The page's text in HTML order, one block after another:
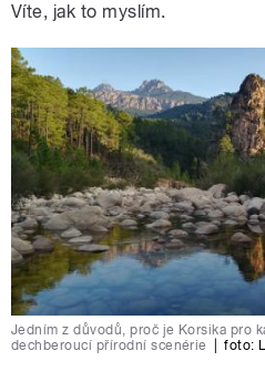
Víte, jak to myslím.
Jedním z důvodů, proč je Korsika pro
dechberoucí přírodní scenérie
foto: